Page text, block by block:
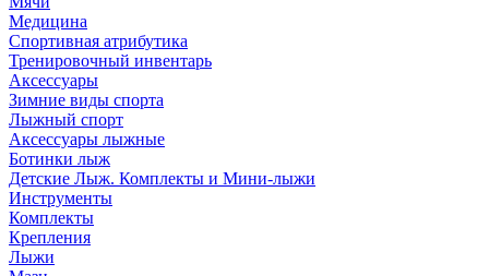
Медицина
Спортивная атрибутика
Тренировочный инвентарь
Аксессуары
Зимние виды спорта
Лыжный спорт
Аксессуары лыжные
Ботинки лыж
Детские Лыж. Комплекты и Мини-лыжи
Инструменты
Комплекты
Крепления
Лыжи